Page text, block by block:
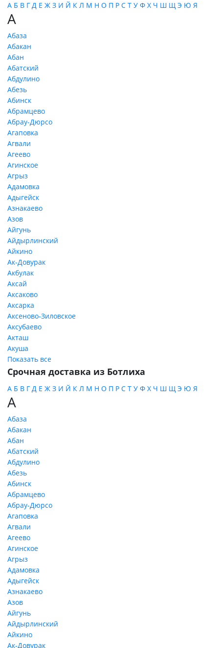
А Б В Г Д Е Ж З И Й К Л М Н О П Р С Т У Ф Х Ч Ш Щ Э Ю Я
А
Абаза
Абакан
Абан
Абатский
Абдулино
Абезь
Абинск
Абрамцево
Абрау-Дюрсо
Агаповка
Агвали
Агеево
Агинское
Агрыз
Адамовка
Адыгейск
Азнакаево
Азов
Айгунь
Айдырлинский
Айкино
Ак-Довурак
Акбулак
Аксай
Аксаково
Аксарка
Аксеново-Зиловское
Аксубаево
Акташ
Акуша
Показать все
Срочная доставка из Ботлиха
А Б В Г Д Е Ж З И Й К Л М Н О П Р С Т У Ф Х Ч Ш Щ Э Ю Я
А
Абаза
Абакан
Абан
Абатский
Абдулино
Абезь
Абинск
Абрамцево
Абрау-Дюрсо
Агаповка
Агвали
Агеево
Агинское
Агрыз
Адамовка
Адыгейск
Азнакаево
Азов
Айгунь
Айдырлинский
Айкино
Ак-Довурак